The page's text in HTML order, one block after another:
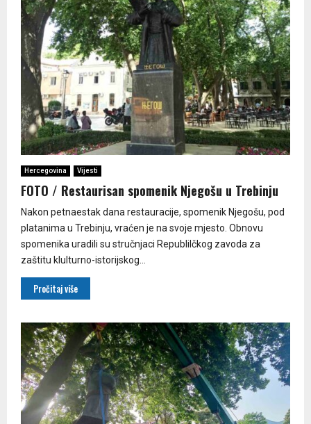
Hercegovina Vijesti
FOTO / Restaurisan spomenik Njegošu u Trebinju
Nakon petnaestak dana restauracije, spomenik Njegošu, pod
platanima u Trebinju, vraćen je na svoje mjesto. Obnovu
spomenika uradili su stručnjaci Republilčkog zavoda za
zaštitu klulturno-istorijskog...
Pročitaj više